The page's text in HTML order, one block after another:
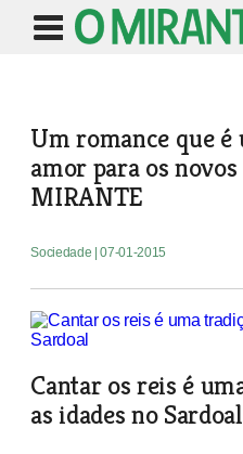
Um romance que
amor para os
MIRANTE
Sociedade | 07-01-2015
Cantar os reis é
as idades no Sardoal